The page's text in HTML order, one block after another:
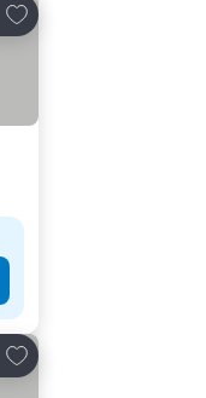
Adicionar aos favoritos
Adicionar aos favoritos